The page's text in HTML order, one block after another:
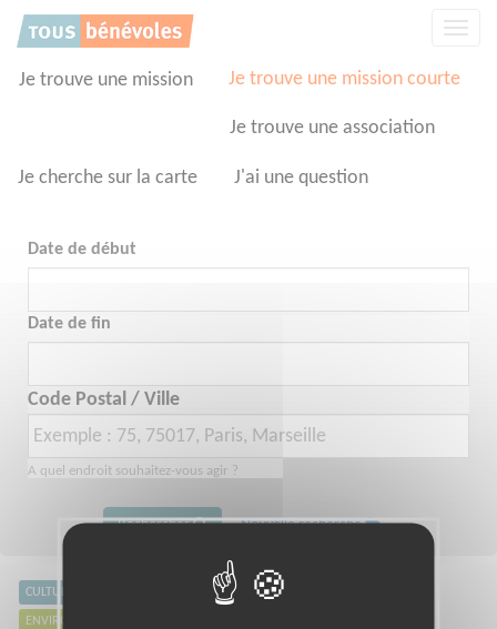
Je trouve une mission Je trouve une mission courte
Je trouve une association
Je cherche sur la carte J'ai une question
Date de début
Date de fin
Code Postal / Ville
A quel endroit souhaitez-vous agir ?
Rechercher Nouvelle recherche
CULTURE ÉDUCATION & FORMATION
ENVIRONNEMENT
Panneau de gestion des cookies